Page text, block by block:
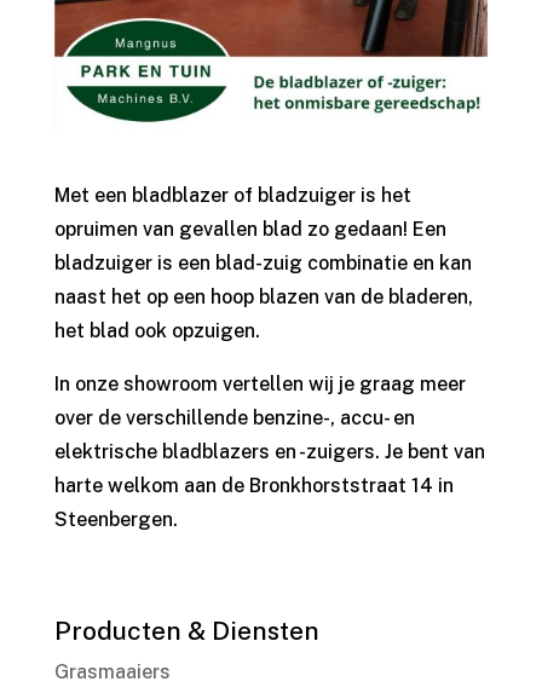
Met een bladblazer of bladzuiger is het
opruimen van gevallen blad zo gedaan! Een
bladzuiger is een blad-zuig combinatie en kan
naast het op een hoop blazen van de bladeren,
het blad ook opzuigen.
In onze showroom vertellen wij je graag meer
over de verschillende benzine-, accu- en
elektrische bladblazers en -zuigers. Je bent van
harte welkom aan de Bronkhorststraat 14 in
Steenbergen.
Producten & Diensten
Grasmaaiers